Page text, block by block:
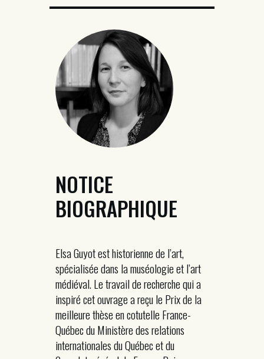
NOTICE
BIOGRAPHIQUE
Elsa Guyot est historienne de l’art,
spécialisée dans la muséologie et l’art
médiéval. Le travail de recherche qui a
inspiré cet ouvrage a reçu le Prix de la
meilleure thèse en cotutelle France-
Québec du Ministère des relations
internationales du Québec et du